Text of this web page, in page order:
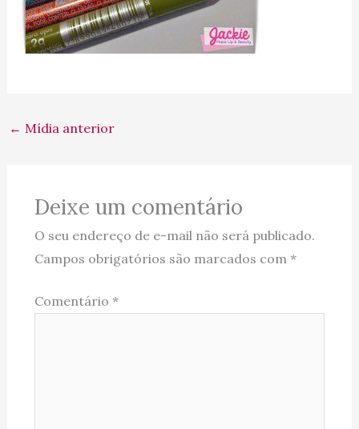
← Mídia anterior
Deixe um comentário
O seu endereço de e-mail não será publicado.
Campos obrigatórios são marcados com *
Comentário *